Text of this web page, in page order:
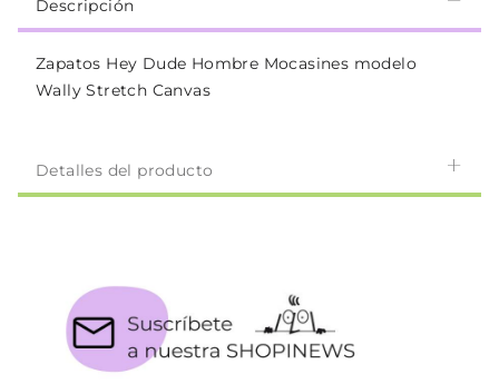
Descripción
Zapatos Hey Dude Hombre Mocasines modelo
Wally Stretch Canvas
Detalles del producto